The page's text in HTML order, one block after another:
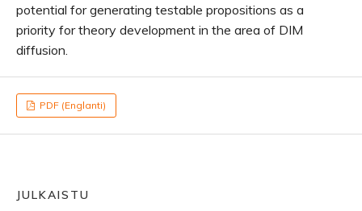
potential for generating testable propositions as a
priority for theory development in the area of DIM
diffusion.
PDF (Englanti)
JULKAISTU